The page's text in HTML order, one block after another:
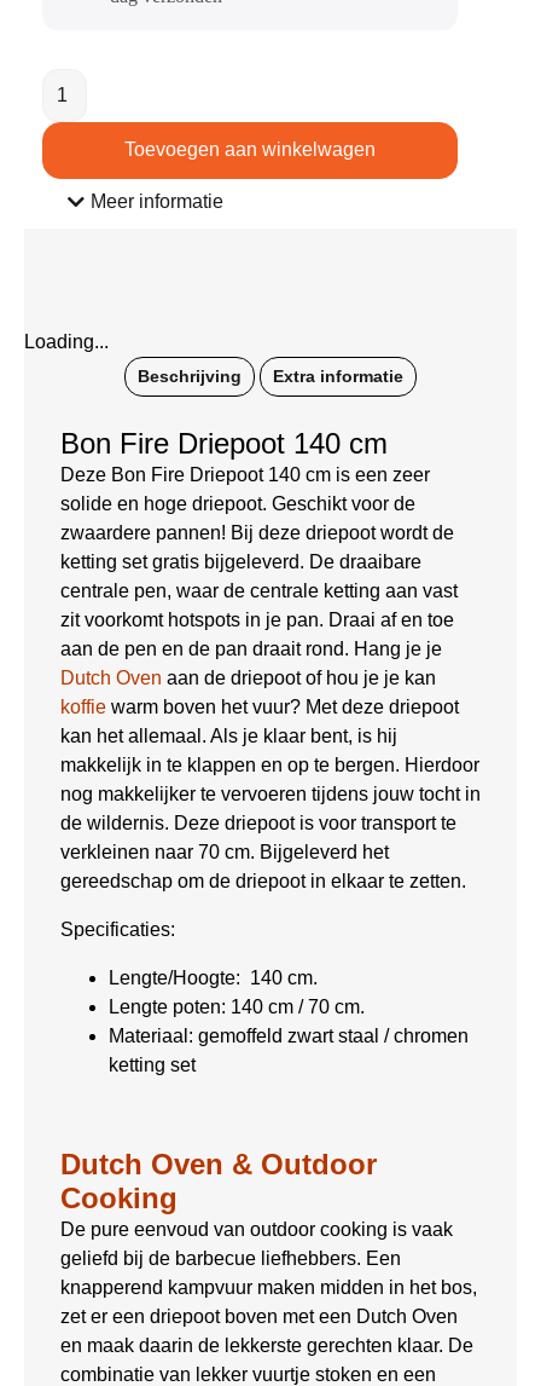
Toevoegen aan winkelwagen
Meer informatie
Loading...
Beschrijving Extra informatie
Bon Fire Driepoot 140 cm
Deze Bon Fire Driepoot 140 cm is een zeer
solide en hoge driepoot. Geschikt voor de
zwaardere pannen! Bij deze driepoot wordt de
ketting set gratis bijgeleverd. De draaibare
centrale pen, waar de centrale ketting aan vast
zit voorkomt hotspots in je pan. Draai af en toe
aan de pen en de pan draait rond. Hang je je
Dutch Oven aan de driepoot of hou je je kan
koffie warm boven het vuur? Met deze driepoot
kan het allemaal. Als je klaar bent, is hij
makkelijk in te klappen en op te bergen. Hierdoor
nog makkelijker te vervoeren tijdens jouw tocht in
de wildernis. Deze driepoot is voor transport te
verkleinen naar 70 cm. Bijgeleverd het
gereedschap om de driepoot in elkaar te zetten.
Specificaties:
Lengte/Hoogte: 140 cm.
Lengte poten: 140 cm / 70 cm.
Materiaal: gemoffeld zwart staal / chromen
ketting set
Dutch Oven & Outdoor
Cooking
De pure eenvoud van outdoor cooking is vaak
geliefd bij de barbecue liefhebbers. Een
knapperend kampvuur maken midden in het bos,
zet er een driepoot boven met een Dutch Oven
en maak daarin de lekkerste gerechten klaar. De
combinatie van lekker vuurtje stoken en een